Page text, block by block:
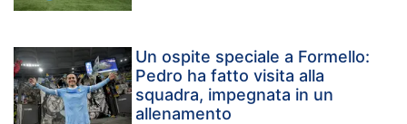
Un ospite speciale a Formello:
Pedro ha fatto visita alla
squadra, impegnata in un
allenamento